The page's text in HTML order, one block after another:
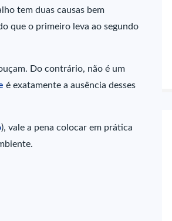
tem duas causas bem
que o primeiro leva ao segundo
Do contrário, não é um
é exatamente a ausência desses
), vale a pena colocar em prática